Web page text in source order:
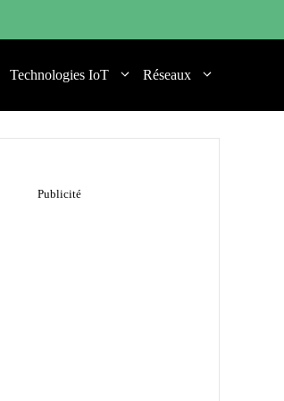
Technologies IoT Réseaux